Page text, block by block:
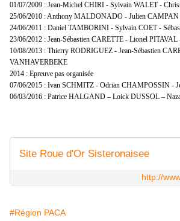
01/07/2009 : Jean-Michel CHIRI - Sylvain WALET -
25/06/2010 : Anthony MALDONADO - Julien CAMPAN
24/06/2011 : Daniel TAMBORINI - Sylvain COET -
23/06/2012 : Jean-Sébastien CARETTE - Lionel
10/08/2013 : Thierry RODRIGUEZ - Jean-Sébastien
VANHAVERBEKE
2014 : Epreuve pas organisée
07/06/2015 : Ivan SCHMITZ - Odrian CHAMPOSSIN -
06/03/2016 : Patrice HALGAND – Loick DUSSOL –
Site Roue d'Or Sisteronaisee
http://
#Région PACA